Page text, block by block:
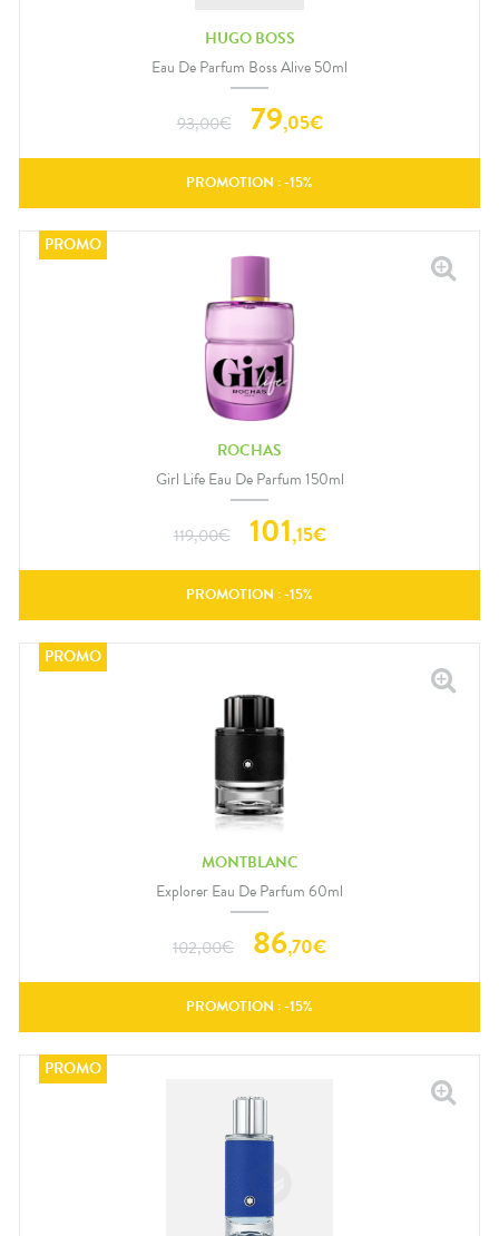
HUGO BOSS
Eau De Parfum Boss Alive 50ml
93,00€ 79,05€
PROMOTION : -15%
ROCHAS
Girl Life Eau De Parfum 150ml
119,00€ 101,15€
PROMOTION : -15%
MONTBLANC
Explorer Eau De Parfum 60ml
102,00€ 86,70€
PROMOTION : -15%